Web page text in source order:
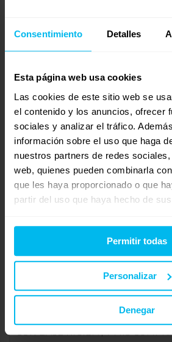
Consentimiento Detalles
Esta página web usa cookies
Las cookies de este sitio web se
el contenido y los anuncios, ofrecer
sociales y analizar el tráfico.
información sobre el uso que haga
nuestros partners de redes
web, quienes pueden combinarla
que les haya proporcionado o que
partir del uso que haya hecho de
Permitir todas
Personalizar
Denegar
visco. Sí, la cama queda un poco
la pena por el descanso.
15 de abril de 2025 a las 15:26
Luis Perez Invitado
EYYY GENTE ,BUENOS DIAS.
PUES LAS VISITAS QUE NO VAYAN
REOMENDACION COMO FISIO ES
SEA NIÑO O ADULTO MUY
PERSONALEMNTE YO DUERMO
CON BASE RIGIDA , Y MIS